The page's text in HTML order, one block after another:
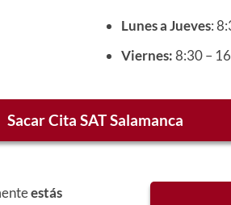
Lunes a Jueves:
Viernes:8:30 –
Sacar Cita SAT Salamanca
estás